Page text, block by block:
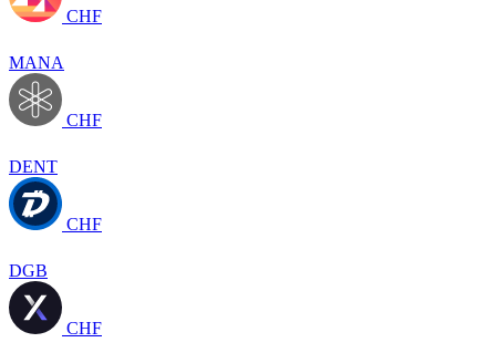
CHF
MANA
CHF
DENT
CHF
DGB
CHF